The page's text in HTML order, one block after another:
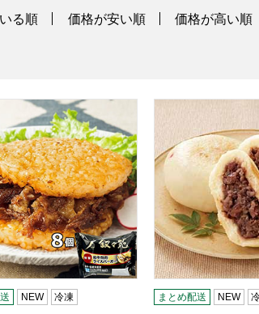
る順 価格が安い順 価格が高い順
ル表示）
入り(L8334)【サマーセール】【サクワ】
肉ライスバーガー＜特製＞×8個入り
NEW 冷凍
【アウトレット
まとめ配送 NEW